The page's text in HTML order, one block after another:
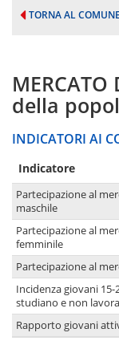
TORNA AL COMUNE
MERCATO
della
INDICATORI AI
Indicatore
Partecipazione al
maschile
Partecipazione al
femminile
Partecipazione al
Incidenza giovani 15-
studiano e non
Rapporto giovani